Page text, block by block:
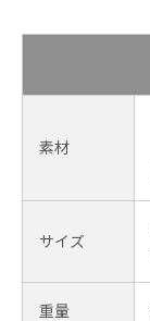
素材
サイズ
重量